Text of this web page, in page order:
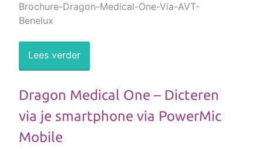
Brochure-Dragon-Medical-One-Via-AVT-
Benelux
Lees verder
Dragon Medical One – Dicteren
via je smartphone via PowerMic
Mobile